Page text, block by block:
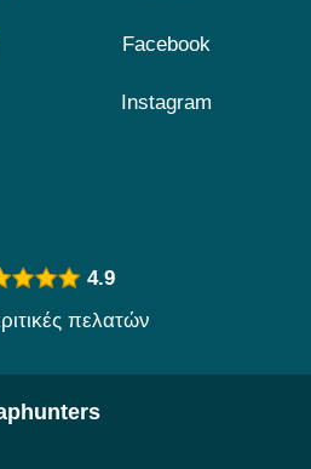
Facebook
Instagram
4.9
πελατών